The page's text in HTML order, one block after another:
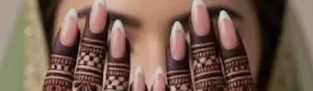
Image credits: pinterest